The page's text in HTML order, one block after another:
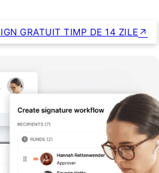
GRATUIT TIMP DE 14 ZILE